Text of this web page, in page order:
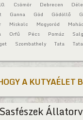
Csömör Debrecen
Ganna Göd Gödöllő
Miskolc Mogyoród
Orfű Pécs Pomáz
Szombathely Tata
A KUTYAÉLET
Sasfészek